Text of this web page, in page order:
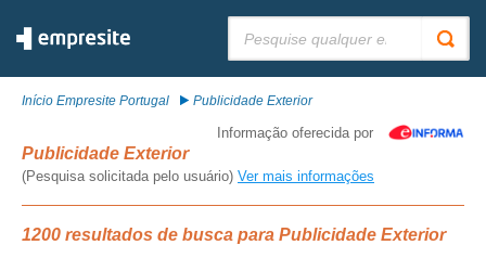
Início Empresite Portugal Publicidade Exterior
Informação oferecida por
Publicidade Exterior
(Pesquisa solicitada pelo usuário) Ver mais informações
1200 resultados de busca para Publicidade Exterior